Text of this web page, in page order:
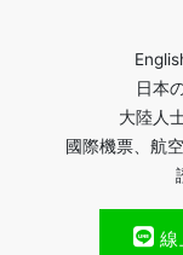
日本
大陸人
國際機票、航
線